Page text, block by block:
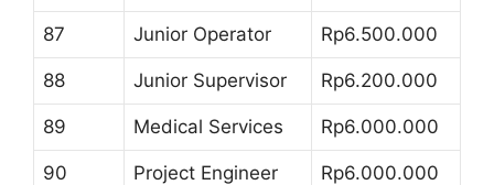
87 Junior Operator Rp6.500.000
88 Junior Supervisor Rp6.200.000
89 Medical Services Rp6.000.000
90 Project Engineer Rp6.000.000